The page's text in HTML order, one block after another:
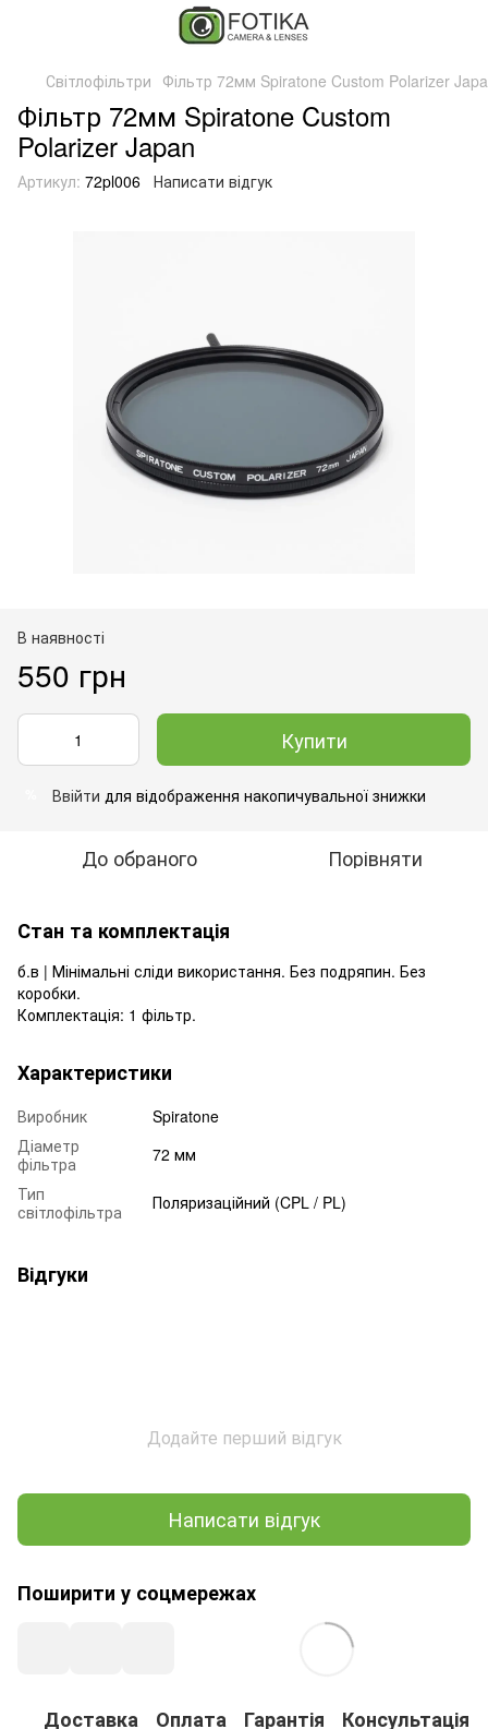
Світлофільтри Фільтр 72мм Spiratone Custom Polarizer
Фільтр 72мм Spiratone Custom
Polarizer Japan
Артикул: 72pl006 Написати відгук
В наявності
550 грн
Купити
Ввійти для відображення накопичувальної знижки
До обраного Порівняти
Стан та комплектація
б.в | Мінімальні сліди використання. Без подряпин. Без
коробки.
Комплектація: 1 фільтр.
Характеристики
Виробник
Spiratone
Діаметр
фільтра
72 мм
Тип
світлофільтра
Поляризаційний (CPL / PL)
Відгуки
Додайте перший відгук
Написати відгук
Поширити у соцмережах
Доставка Оплата Гарантія Консультація